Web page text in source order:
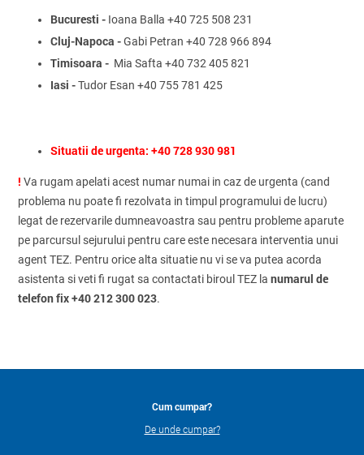
Bucuresti - Ioana Balla +40 725 508 231
Cluj-Napoca -Gabi Petran +40 728 966 894
Timisoara - Mia Safta +40 732 405 821
Iasi -Tudor Esan +40 755 781 425
Situatii de urgenta: +40 728 930 981
!Va rugam apelati acest numar numai in caz de urgenta (cand
problema nu poate fi rezolvata in timpul programului de lucru)
legat de rezervarile dumneavoastra sau pentru probleme aparute
pe parcursul sejurului pentru care este necesara interventia unui
agent TEZ. Pentru orice alta situatie nu vi se va putea acorda
asistenta si veti fi rugat sa contactati biroul TEZ lanumarul de
telefon fix +40 212 300 023.
Cum cumpar?
De unde cumpar?